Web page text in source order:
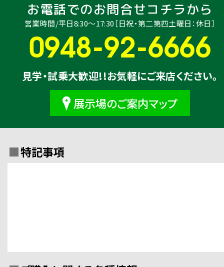
お電話でのお問合せコチラから
営業時間/平日8:30〜17:30［日祝・第二第四土曜日：休日］
0948-92-6666
見学・試乗大歓迎!!お気軽にご来店ください。
展示場のご案内マップ
特記事項